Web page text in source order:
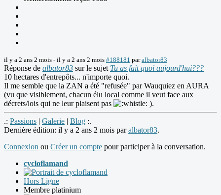
il y a 2 ans 2 mois - il y a 2 ans 2 mois #188181 paralbator83
Réponse de albator83 sur le sujet Tu as fait quoi aujourd'hui???
10 hectares d'entrepôts... n'importe quoi.
Il me semble que la ZAN a été "refusée" par Wauquiez en AURA
(vu que visiblement, chacun élu local comme il veut face aux
décrets/lois qui ne leur plaisent pas
).
.: Passions | Galerie | Blog :.
Dernière édition: il y a 2 ans 2 mois paralbator83.
Connexion ou Créer un compte pour participer à la conversation.
cycloflamand
Hors Ligne
Membre platinium